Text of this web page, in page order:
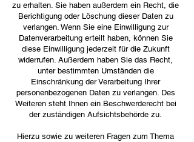
zu erhalten. Sie haben außerdem ein Recht, die
Berichtigung oder Löschung dieser Daten zu
verlangen. Wenn Sie eine Einwilligung zur
Datenverarbeitung erteilt haben, können Sie
diese Einwilligung jederzeit für die Zukunft
widerrufen. Außerdem haben Sie das Recht,
unter bestimmten Umständen die
Einschränkung der Verarbeitung Ihrer
personenbezogenen Daten zu verlangen. Des
Weiteren steht Ihnen ein Beschwerderecht bei
der zuständigen Aufsichtsbehörde zu.
Hierzu sowie zu weiteren Fragen zum Thema